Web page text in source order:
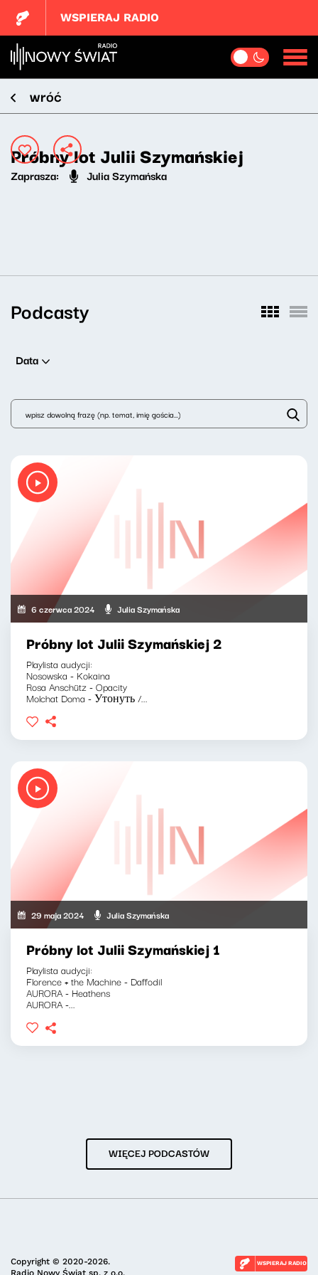
WSPIERAJ RADIO
wróć
Próbny lot Julii Szymańskiej
Zaprasza: Julia Szymańska
Podcasty
Data
6 czerwca 2024 Julia Szymańska
Próbny lot Julii Szymańskiej 2
Playlista audycji:
Nosowska - Kokaina
Rosa Anschütz - Opacity
Molchat Doma - Утонуть /...
29 maja 2024 Julia Szymańska
Próbny lot Julii Szymańskiej 1
Playlista audycji:
Florence + the Machine - Daffodil
AURORA - Heathens
AURORA -...
WIĘCEJ PODCASTÓW
Copyright © 2020-2026.
WSPIERAJ RADIO